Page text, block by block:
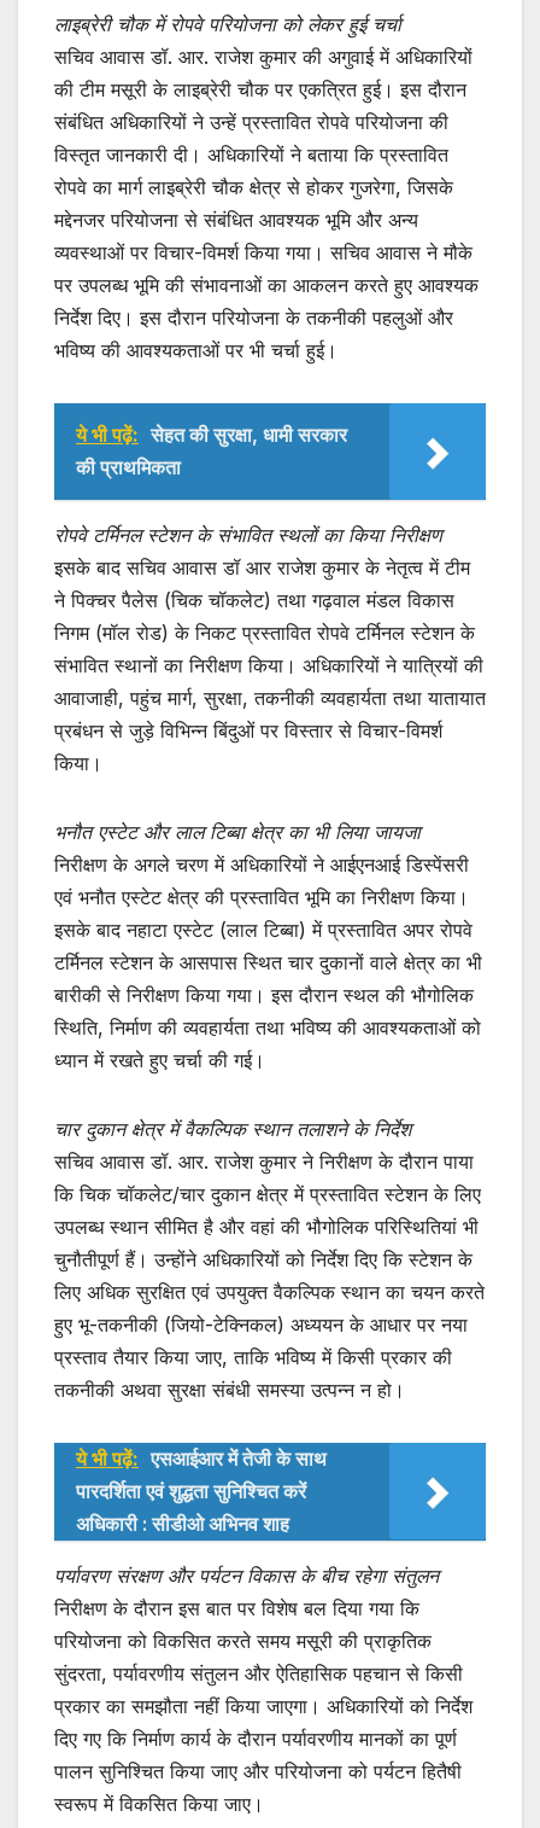
लाइब्रेरी चौक में रोपवे परियोजना को लेकर हुई चर्चा
सचिव आवास डॉ. आर. राजेश कुमार की अगुवाई में अधिकारियों
की टीम मसूरी के लाइब्रेरी चौक पर एकत्रित हुई। इस दौरान
संबंधित अधिकारियों ने उन्हें प्रस्तावित रोपवे परियोजना की
विस्तृत जानकारी दी। अधिकारियों ने बताया कि प्रस्तावित
रोपवे का मार्ग लाइब्रेरी चौक क्षेत्र से होकर गुजरेगा, जिसके
मद्देनजर परियोजना से संबंधित आवश्यक भूमि और अन्य
व्यवस्थाओं पर विचार-विमर्श किया गया। सचिव आवास ने मौके
पर उपलब्ध भूमि की संभावनाओं का आकलन करते हुए आवश्यक
निर्देश दिए। इस दौरान परियोजना के तकनीकी पहलुओं और
भविष्य की आवश्यकताओं पर भी चर्चा हुई।
ये भी पढ़ें: सेहत की सुरक्षा, धामी सरकार
की प्राथमिकता
रोपवे टर्मिनल स्टेशन के संभावित स्थलों का किया निरीक्षण
इसके बाद सचिव आवास डॉ आर राजेश कुमार के नेतृत्व में टीम
ने पिक्चर पैलेस (चिक चॉकलेट) तथा गढ़वाल मंडल विकास
निगम (मॉल रोड) के निकट प्रस्तावित रोपवे टर्मिनल स्टेशन के
संभावित स्थानों का निरीक्षण किया। अधिकारियों ने यात्रियों की
आवाजाही, पहुंच मार्ग, सुरक्षा, तकनीकी व्यवहार्यता तथा यातायात
प्रबंधन से जुड़े विभिन्न बिंदुओं पर विस्तार से विचार-विमर्श
किया।
भनौत एस्टेट और लाल टिब्बा क्षेत्र का भी लिया जायजा
निरीक्षण के अगले चरण में अधिकारियों ने आईएनआई डिस्पेंसरी
एवं भनौत एस्टेट क्षेत्र की प्रस्तावित भूमि का निरीक्षण किया।
इसके बाद नहाटा एस्टेट (लाल टिब्बा) में प्रस्तावित अपर रोपवे
टर्मिनल स्टेशन के आसपास स्थित चार दुकानों वाले क्षेत्र का भी
बारीकी से निरीक्षण किया गया। इस दौरान स्थल की भौगोलिक
स्थिति, निर्माण की व्यवहार्यता तथा भविष्य की आवश्यकताओं को
ध्यान में रखते हुए चर्चा की गई।
चार दुकान क्षेत्र में वैकल्पिक स्थान तलाशने के निर्देश
सचिव आवास डॉ. आर. राजेश कुमार ने निरीक्षण के दौरान पाया
कि चिक चॉकलेट/चार दुकान क्षेत्र में प्रस्तावित स्टेशन के लिए
उपलब्ध स्थान सीमित है और वहां की भौगोलिक परिस्थितियां भी
चुनौतीपूर्ण हैं। उन्होंने अधिकारियों को निर्देश दिए कि स्टेशन के
लिए अधिक सुरक्षित एवं उपयुक्त वैकल्पिक स्थान का चयन करते
हुए भू-तकनीकी (जियो-टेक्निकल) अध्ययन के आधार पर नया
प्रस्ताव तैयार किया जाए, ताकि भविष्य में किसी प्रकार की
तकनीकी अथवा सुरक्षा संबंधी समस्या उत्पन्न न हो।
ये भी पढ़ें: एसआईआर में तेजी के साथ
पारदर्शिता एवं शुद्धता सुनिश्चित करें
अधिकारी : सीडीओ अभिनव शाह
पर्यावरण संरक्षण और पर्यटन विकास के बीच रहेगा संतुलन
निरीक्षण के दौरान इस बात पर विशेष बल दिया गया कि
परियोजना को विकसित करते समय मसूरी की प्राकृतिक
सुंदरता, पर्यावरणीय संतुलन और ऐतिहासिक पहचान से किसी
प्रकार का समझौता नहीं किया जाएगा। अधिकारियों को निर्देश
दिए गए कि निर्माण कार्य के दौरान पर्यावरणीय मानकों का पूर्ण
पालन सुनिश्चित किया जाए और परियोजना को पर्यटन हितैषी
स्वरूप में विकसित किया जाए।